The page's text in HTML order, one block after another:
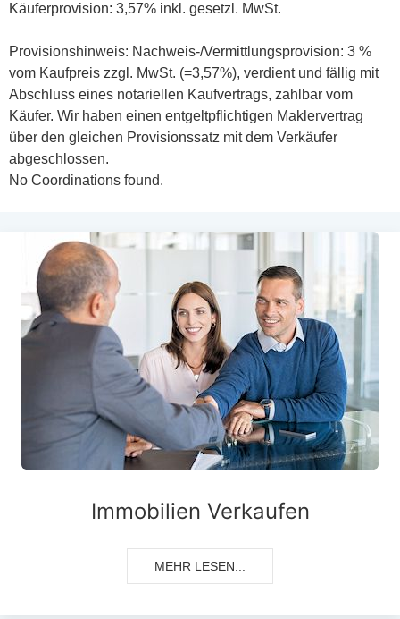
Käuferprovision: 3,57% inkl. gesetzl. MwSt.
Provisionshinweis: Nachweis-/Vermittlungsprovision: 3 %
vom Kaufpreis zzgl. MwSt. (=3,57%), verdient und fällig mit
Abschluss eines notariellen Kaufvertrags, zahlbar vom
Käufer. Wir haben einen entgeltpflichtigen Maklervertrag
über den gleichen Provisionssatz mit dem Verkäufer
abgeschlossen.
No Coordinations found.
Immobilien Verkaufen
MEHR LESEN...